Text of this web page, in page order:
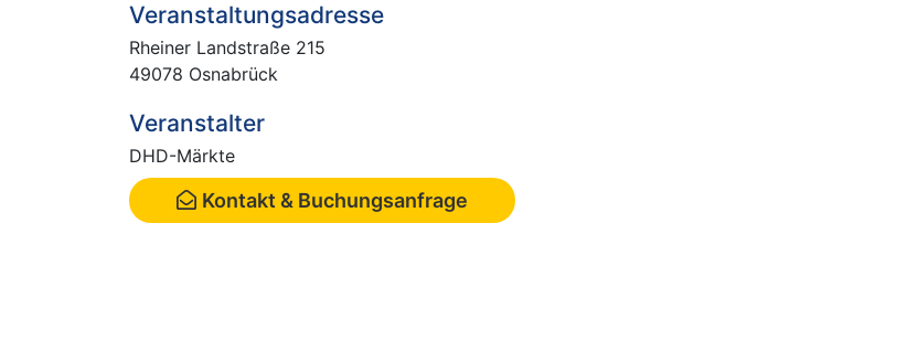
Veranstaltungsadresse
Rheiner Landstraße 215
49078 Osnabrück
Veranstalter
DHD-Märkte
Kontakt & Buchungsanfrage